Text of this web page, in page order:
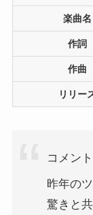
楽曲名
作詞
作曲
リリー
コメン
昨年の
驚きと